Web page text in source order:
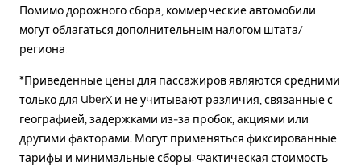
Помимо дорожного сбора, коммерческие автомобили
могут облагаться дополнительным налогом штата/
региона.
*Приведённые цены для пассажиров являются средними
только для UberX и не учитывают различия, связанные с
географией, задержками из-за пробок, акциями или
другими факторами. Могут применяться фиксированные
тарифы и минимальные сборы. Фактическая стоимость